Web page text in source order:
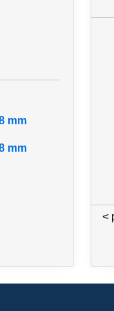
mm
mm
<